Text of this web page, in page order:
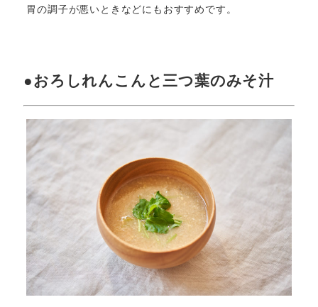
胃の調子が悪いときなどにもおすすめです。
●おろしれんこんと三つ葉のみそ汁